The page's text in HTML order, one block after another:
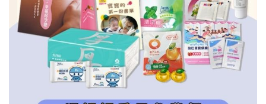
信誼基金會 附設幼兒園